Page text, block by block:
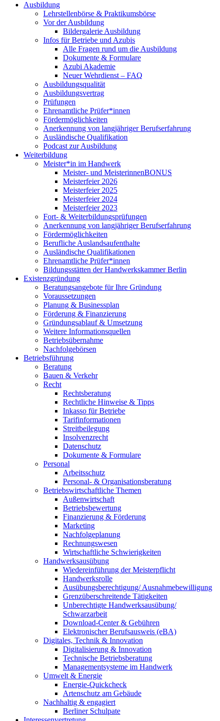
Ausbildung
Lehrstellenbörse & Praktikumsbörse
Vor der Ausbildung
Bildergalerie Ausbildung
Infos für Betriebe und Azubis
Alle Fragen rund um die Ausbildung
Dokumente & Formulare
Azubi Akademie
Neuer Wehrdienst – FAQ
Ausbildungsqualität
Ausbildungsvertrag
Prüfungen
Ehrenamtliche Prüfer*innen
Fördermöglichkeiten
Anerkennung von langjähriger Berufserfahrung
Ausländische Qualifikation
Podcast zur Ausbildung
Weiterbildung
Meister*in im Handwerk
Meister- und MeisterinnenBONUS
Meisterfeier 2026
Meisterfeier 2025
Meisterfeier 2024
Meisterfeier 2023
Fort- & Weiterbildungsprüfungen
Anerkennung von langjähriger Berufserfahrung
Fördermöglichkeiten
Berufliche Auslandsaufenthalte
Ausländische Qualifikationen
Ehrenamtliche Prüfer*innen
Bildungsstätten der Handwerkskammer Berlin
Existenzgründung
Beratungsangebote für Ihre Gründung
Voraussetzungen
Planung & Businessplan
Förderung & Finanzierung
Gründungsablauf & Umsetzung
Weitere Informationsquellen
Betriebsübernahme
Nachfolgebörsen
Betriebsführung
Beratung
Bauen & Verkehr
Recht
Rechtsberatung
Rechtliche Hinweise & Tipps
Inkasso für Betriebe
Tarifinformationen
Streitbeilegung
Insolvenzrecht
Datenschutz
Dokumente & Formulare
Personal
Arbeitsschutz
Personal- & Organisationsberatung
Betriebswirtschaftliche Themen
Außenwirtschaft
Betriebsbewertung
Finanzierung & Förderung
Marketing
Nachfolgeplanung
Rechnungswesen
Wirtschaftliche Schwierigkeiten
Handwerksausübung
Wiedereinführung der Meisterpflicht
Handwerksrolle
Ausübungsberechtigung/ Ausnahmebewilligung
Grenzüberschreitende Tätigkeiten
Unberechtigte Handwerksausübung/
Schwarzarbeit
Download-Center & Gebühren
Elektronischer Berufsausweis (eBA)
Digitales, Technik & Innovation
Digitalisierung & Innovation
Technische Betriebsberatung
Managementsysteme im Handwerk
Umwelt & Energie
Energie-Quickcheck
Artenschutz am Gebäude
Nachhaltig & engagiert
Berliner Schulpate